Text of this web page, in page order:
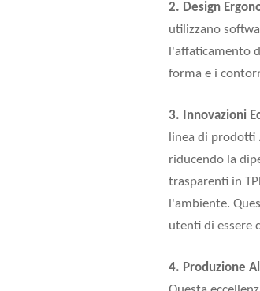
2. Design
utilizzano
l'affaticamento
forma e i
3. Innovazioni
linea di prodotti
riducendo la
trasparenti in
l'ambiente.
utenti di essere
4. Produzione